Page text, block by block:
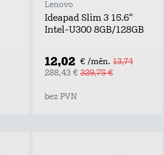
Lenovo
Ideapad Slim 3 15.6"
Intel-U300 8GB/128GB
12,02 € /mēn. 13,74
288,43 € 329,75 €
bez PVN